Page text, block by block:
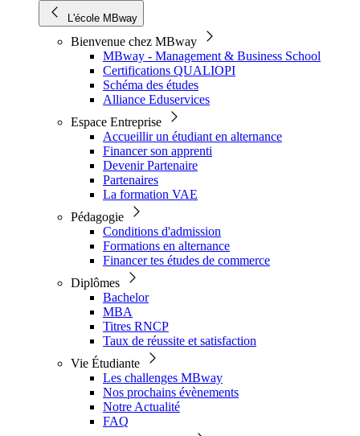
L'école MBway
Bienvenue chez MBway
MBway - Management & Business School
Certifications QUALIOPI
Schéma des études
Alliance Eduservices
Espace Entreprise
Accueillir un étudiant en alternance
Financer son apprenti
Devenir Partenaire
Partenaires
La formation VAE
Pédagogie
Conditions d'admission
Formations en alternance
Financer tes études de commerce
Diplômes
Bachelor
MBA
Titres RNCP
Taux de réussite et satisfaction
Vie Étudiante
Les challenges MBway
Nos prochains évènements
Notre Actualité
FAQ